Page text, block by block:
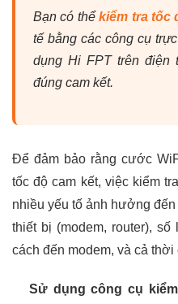
Bạn có thểkiểm tra tốc
tế bằng các công cụ
dụng Hi FPT trên điện
đúng cam kết.
Để đảm bảo rằng cước
tốc độ cam kết, việc kiểm
nhiều yếu tố ảnh hưởng
thiết bị (modem, router),
cách đến modem, và cả
Sử dụng công cụ